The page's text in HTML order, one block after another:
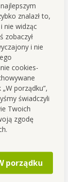
znalazł to,
nie widząc
zobaczył
i nie
cookies-
porządku”,
świadczyli
Twoich
zgodę
porządku
produkcją